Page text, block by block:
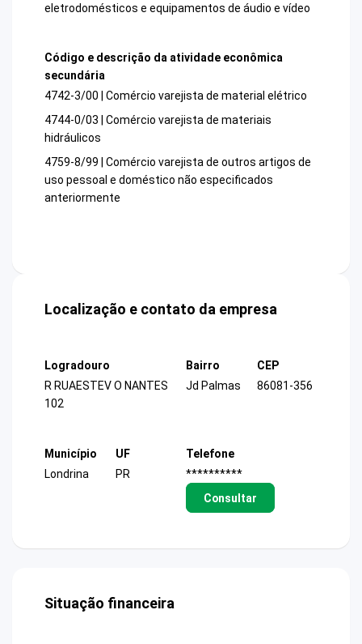
eletrodomésticos e equipamentos de áudio e vídeo
Código e descrição da atividade econômica
secundária
4742-3/00 | Comércio varejista de material elétrico
4744-0/03 | Comércio varejista de materiais
hidráulicos
4759-8/99 | Comércio varejista de outros artigos de
uso pessoal e doméstico não especificados
anteriormente
Localização e contato da empresa
Logradouro
R RUAESTEV O NANTES
102
Bairro
Jd Palmas
CEP
86081-356
Município
Londrina
UF
PR
Telefone
**********
Consultar
Situação financeira